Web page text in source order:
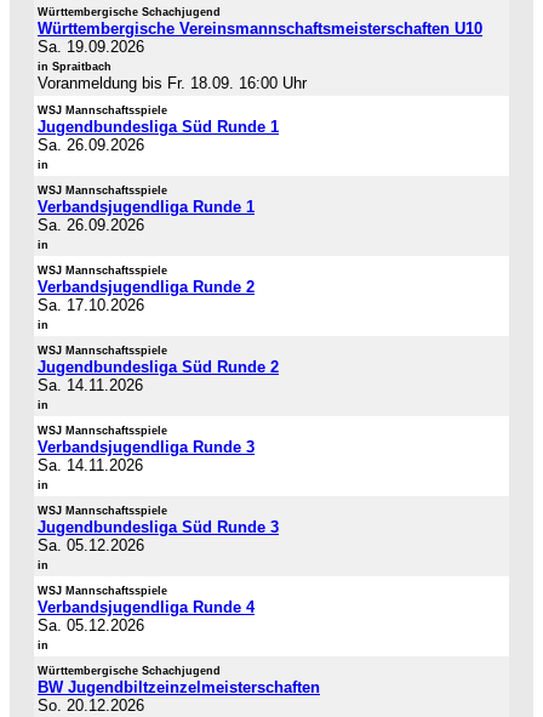
Württembergische Schachjugend
Württembergische Vereinsmannschaftsmeisterschaften U10
Sa. 19.09.2026
in Spraitbach
Voranmeldung bis Fr. 18.09. 16:00 Uhr
WSJ Mannschaftsspiele
Jugendbundesliga Süd Runde 1
Sa. 26.09.2026
in
WSJ Mannschaftsspiele
Verbandsjugendliga Runde 1
Sa. 26.09.2026
in
WSJ Mannschaftsspiele
Verbandsjugendliga Runde 2
Sa. 17.10.2026
in
WSJ Mannschaftsspiele
Jugendbundesliga Süd Runde 2
Sa. 14.11.2026
in
WSJ Mannschaftsspiele
Verbandsjugendliga Runde 3
Sa. 14.11.2026
in
WSJ Mannschaftsspiele
Jugendbundesliga Süd Runde 3
Sa. 05.12.2026
in
WSJ Mannschaftsspiele
Verbandsjugendliga Runde 4
Sa. 05.12.2026
in
Württembergische Schachjugend
BW Jugendbiltzeinzelmeisterschaften
So. 20.12.2026